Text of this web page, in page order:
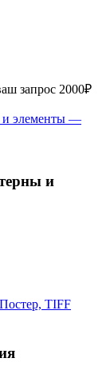
запрос 2000₽
и